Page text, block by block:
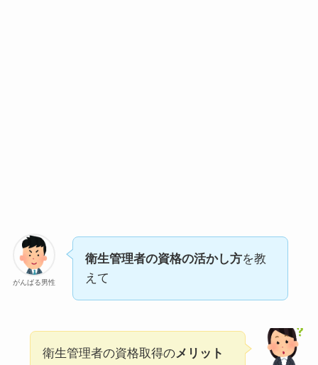
がんばる男性
衛生管理者の資格の活かし方を教
えて
衛生管理者の資格取得のメリット